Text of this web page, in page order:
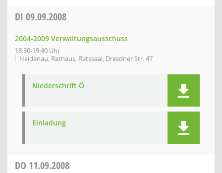
DI 09.09.2008
2004-2009 Verwaltungsausschuss
18:30-19:40 Uhr
Heidenau, Rathaus, Ratssaal, Dresdner Str. 47
Niederschrift Ö
Einladung
DO 11.09.2008